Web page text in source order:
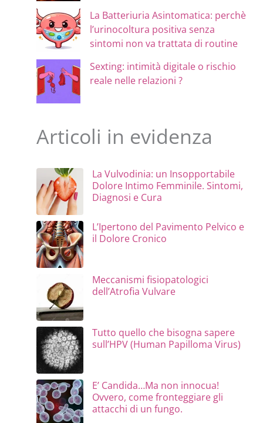
La Batteriuria Asintomatica: perchè
l’urinocoltura positiva senza
sintomi non va trattata di routine
Sexting: intimità digitale o rischio
reale nelle relazioni ?
Articoli in evidenza
La Vulvodinia: un Insopportabile
Dolore Intimo Femminile. Sintomi,
Diagnosi e Cura
L’Ipertono del Pavimento Pelvico e
il Dolore Cronico
Meccanismi fisiopatologici
dell’Atrofia Vulvare
Tutto quello che bisogna sapere
sull’HPV (Human Papilloma Virus)
E’ Candida…Ma non innocua!
Ovvero, come fronteggiare gli
attacchi di un fungo.